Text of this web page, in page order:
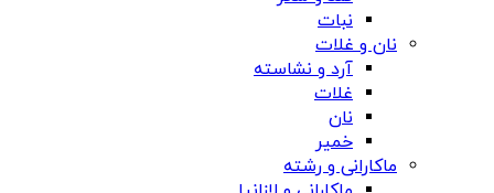
نبات
نان و غلات
آرد و نشاسته
غلات
نان
خمیر
ماکارانی و رشته